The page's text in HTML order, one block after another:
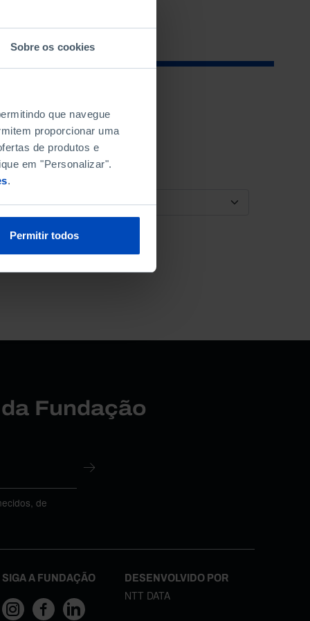
Sobre os cookies
que navegue
proporcionar uma
de produtos e
em "Personalizar".
.
Permitir todos
ORDENAR POR
Fundação
de
SIGA A FUNDAÇÃO DESENVOLVIDO POR
NTT DATA